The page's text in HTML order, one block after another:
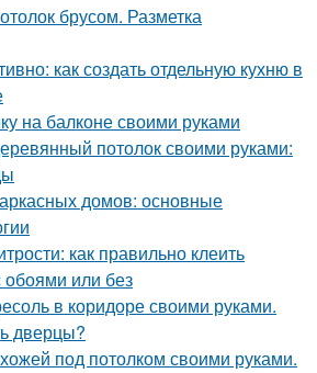
брусом. Разметка
как создать отдельную кухню в
на балконе своими руками
потолок своими руками:
домов: основные
как правильно клеить
обоями или без
в коридоре своими руками.
дверцы?
под потолком своими руками.